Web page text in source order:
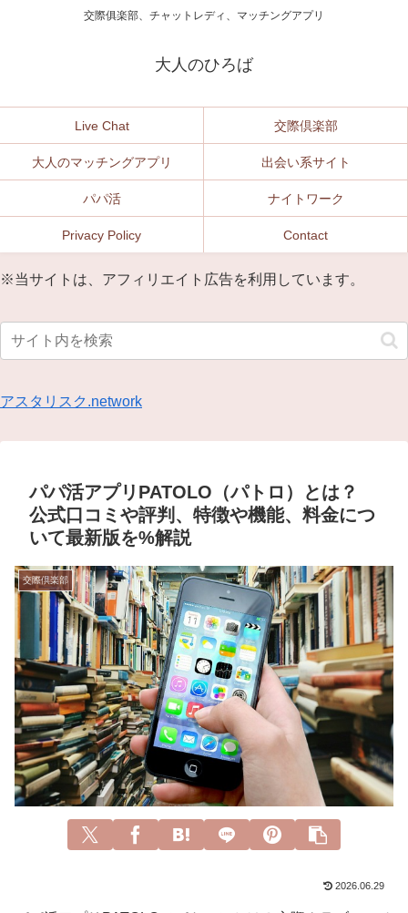
交際俱楽部、チャットレディ、マッチングアプリ
大人のひろば
Live Chat 交際倶楽部
大人のマッチングアプリ 出会い系サイト
パパ活 ナイトワーク
Privacy Policy Contact
※当サイトは、アフィリエイト広告を利用しています。
アスタリスク.network
パパ活アプリPATOLO（パトロ）とは？
公式口コミや評判、特徴や機能、料金につ
いて最新版を%解説
交際倶楽部
2026.06.29